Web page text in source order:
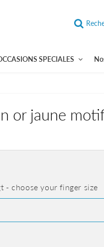
SPECIALES
or jaune
- choose your finger size